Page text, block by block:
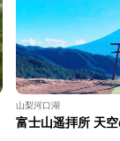
山梨河口湖
富士山遥拝所 天